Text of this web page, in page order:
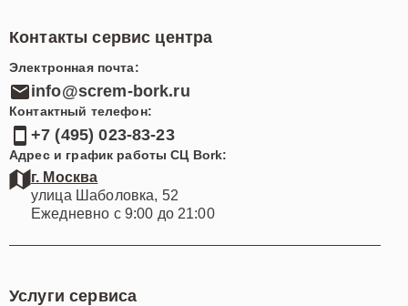
Контакты сервис центра
Электронная почта:
info@screm-bork.ru
Контактный телефон:
+7 (495) 023-83-23
Адрес и график работы СЦ Bork:
г. Москва
улица Шаболовка, 52
Ежедневно с 9:00 до 21:00
Услуги сервиса